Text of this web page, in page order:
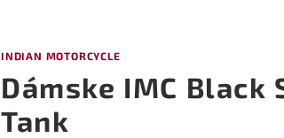
INDIAN MOTORCYCLE
Dámske IMC Black
Tank